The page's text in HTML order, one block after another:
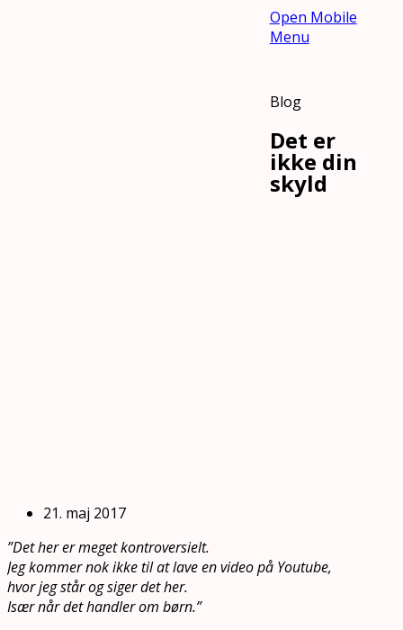
Open Mobile
Menu
Blog
Det er
ikke din
skyld
21. maj 2017
”Det her er meget kontroversielt.
Jeg kommer nok ikke til at lave en video på Youtube,
hvor jeg står og siger det her.
Især når det handler om børn.”